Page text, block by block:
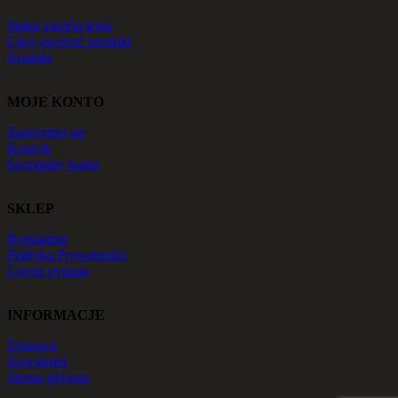
Status zamówienia
Chcę zwrócić produkt
Kontakt
MOJE KONTO
Zarejestruj się
Koszyk
Szczegóły konta
SKLEP
Regulamin
Polityka Prywatności
Częste pytania
INFORMACJE
Dostawa
Newsletter
Strona główna